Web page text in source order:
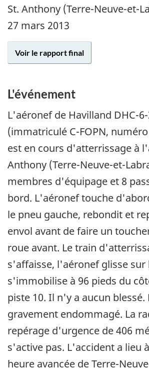
St. Anthony (Terre-Neuve-et-
27 mars 2013
Voir le rapport final
L'événement
L'aéronef de Havilland DHC-
(immatriculé C-FOPN,
est en cours d'atterrissage à
Anthony (Terre-Neuve-et-
membres d'équipage et 8
bord. L'aéronef touche
le pneu gauche, rebondit et
envol avant de faire un
roue avant. Le train
s'affaisse, l'aéronef glisse sur
s'immobilise à 96 pieds du
piste 10. Il n'y a aucun
gravement endommagé. La
repérage d'urgence de 406
s'active pas. L'accident a lieu
heure avancée de Terre-